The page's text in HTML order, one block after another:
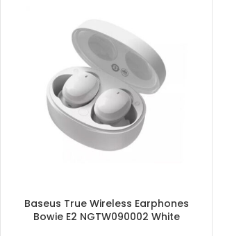
Baseus True Wireless Earphones
Bowie E2 NGTW090002 White